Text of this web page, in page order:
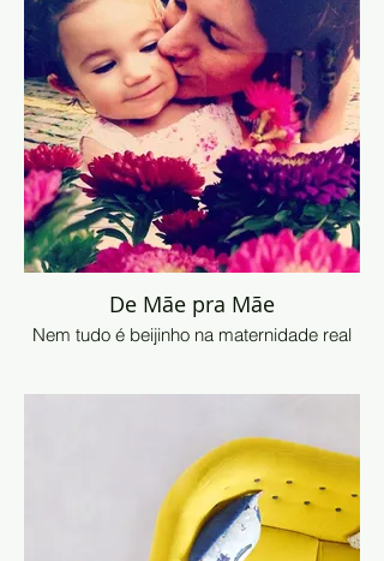
De Mãe pra Mãe
Nem tudo é beijinho na maternidade real